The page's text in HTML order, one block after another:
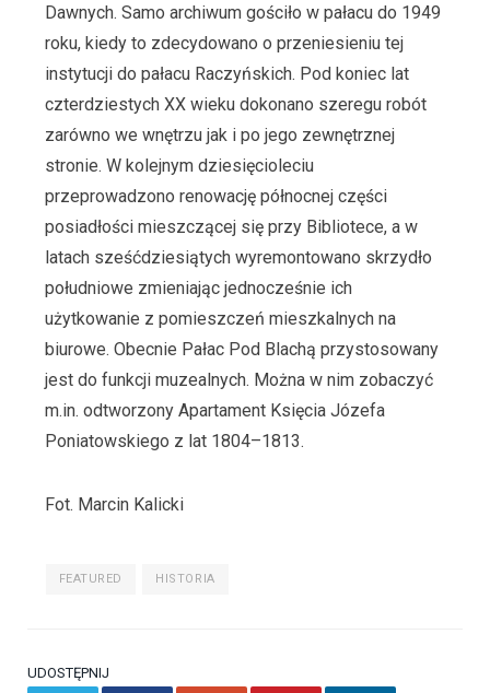
Dawnych. Samo archiwum gościło w pałacu do 1949
roku, kiedy to zdecydowano o przeniesieniu tej
instytucji do pałacu Raczyńskich. Pod koniec lat
czterdziestych XX wieku dokonano szeregu robót
zarówno we wnętrzu jak i po jego zewnętrznej
stronie. W kolejnym dziesięcioleciu
przeprowadzono renowację północnej części
posiadłości mieszczącej się przy Bibliotece, a w
latach sześćdziesiątych wyremontowano skrzydło
południowe zmieniając jednocześnie ich
użytkowanie z pomieszczeń mieszkalnych na
biurowe. Obecnie Pałac Pod Blachą przystosowany
jest do funkcji muzealnych. Można w nim zobaczyć
m.in. odtworzony Apartament Księcia Józefa
Poniatowskiego z lat 1804–1813.
Fot. Marcin Kalicki
FEATURED HISTORIA
UDOSTĘPNIJ